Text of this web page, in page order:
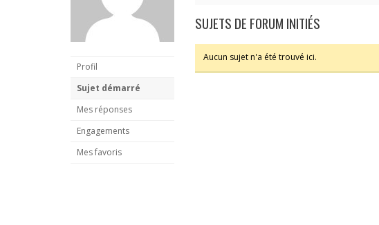
Profil
Sujet démarré
Mes réponses
Engagements
Mes favoris
SUJETS DE FORUM INITIÉS
Aucun sujet n'a été trouvé ici.